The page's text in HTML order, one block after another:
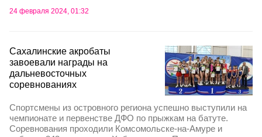
24 февраля 2024, 01:32
Сахалинские акробаты
завоевали награды на
дальневосточных
соревнованиях
Спортсмены из островного региона успешно выступили на
чемпионате и первенстве ДФО по прыжкам на батуте.
Соревнования проходили Комсомольске-на-Амуре и